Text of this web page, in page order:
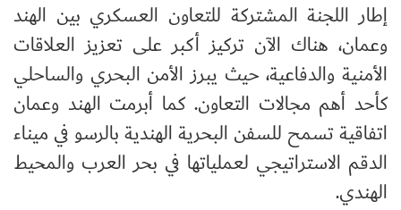
إطار اللجنة المشتركة للتعاون العسكري بين الهند
وعمان، هناك الآن تركيز أكبر على تعزيز العلاقات
الأمنية والدفاعية، حيث يبرز الأمن البحري والساحلي
كأحد أهم مجالات التعاون. كما أبرمت الهند وعمان
اتفاقية تسمح للسفن البحرية الهندية بالرسو في ميناء
الدقم الاستراتيجي لعملياتها في بحر العرب والمحيط
الهندي.